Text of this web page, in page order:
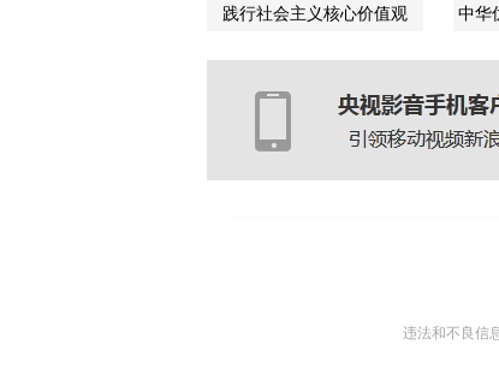
践行社会主义核心价值观 中华
违法和不良信